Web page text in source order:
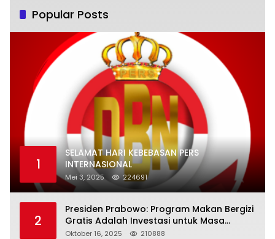
Popular Posts
1
SELAMAT HARI KEBEBASAN PERS
INTERNASIONAL
Mei 3, 2025 224691
2
Presiden Prabowo: Program Makan Bergizi
Gratis Adalah Investasi untuk Masa
Depan Bangsa
Oktober 16, 2025 210888